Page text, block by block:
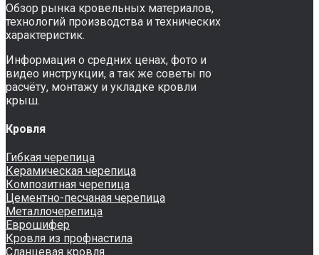
Обзор рынка кровельных материалов,
технологий производства и технических
характеристик.
Информация о средних ценах, фото и
видео инструкции, а так же советы по
расчёту, монтажу и укладке кровли
крыш.
Кровля
Гибкая черепица
Керамическая черепица
Композитная черепица
Цементно-песчаная черепица
Металлочерепица
Еврошифер
Кровля из профнастила
Сланцевая кровля